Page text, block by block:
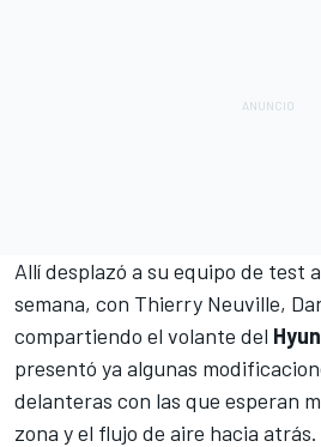
Allí desplazó a su equipo de test
semana, con Thierry Neuville,
compartiendo el volante del
presentó ya algunas
delanteras con las que esperan
zona y el flujo de aire hacia atrás.